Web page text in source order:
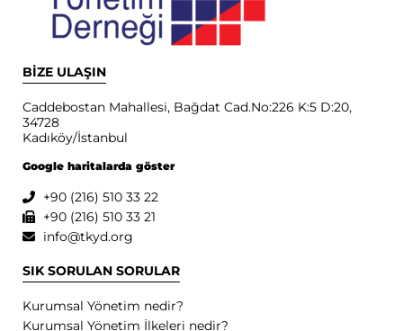
BİZE ULAŞIN
Caddebostan Mahallesi, Bağdat Cad.No:226 K:5 D:20,
34728
Kadıköy/İstanbul
Google haritalarda göster
+90 (216) 510 33 22
+90 (216) 510 33 21
info@tkyd.org
SIK SORULAN SORULAR
Kurumsal Yönetim nedir?
Kurumsal Yönetim İlkeleri nedir?